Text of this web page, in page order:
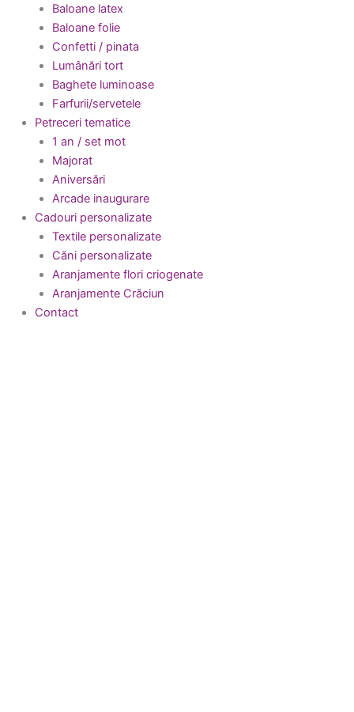
Baloane latex
Baloane folie
Confetti / pinata
Lumânări tort
Baghete luminoase
Farfurii/servetele
Petreceri tematice
1 an / set mot
Majorat
Aniversări
Arcade inaugurare
Cadouri personalizate
Textile personalizate
Căni personalizate
Aranjamente flori criogenate
Aranjamente Crăciun
Contact